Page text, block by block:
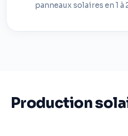
panneaux solaires en 1 à
Production